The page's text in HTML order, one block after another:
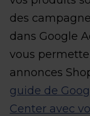
des
dans Google
vous
annonces
guide de
Center avec